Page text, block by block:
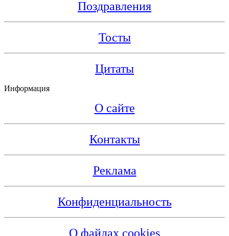
Поздравления
Тосты
Цитаты
Информация
О сайте
Контакты
Реклама
Конфиденциальность
О файлах cookies